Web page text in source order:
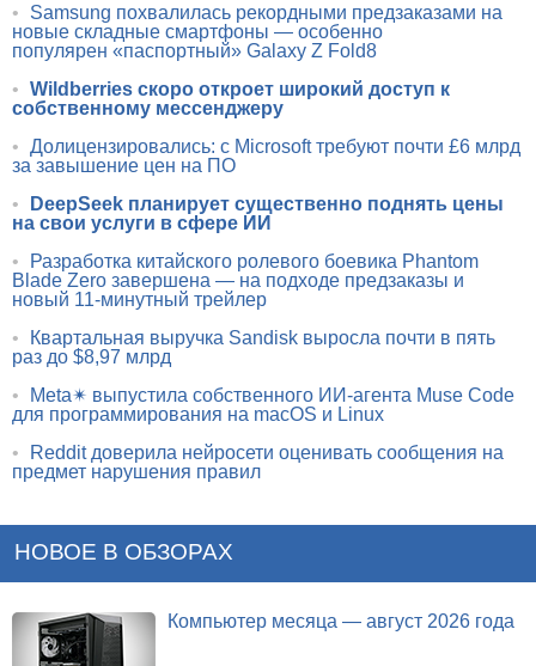
•
Samsung похвалилась рекордными предзаказами на
новые складные смартфоны — особенно
популярен «паспортный» Galaxy Z Fold8
• Wildberries скоро откроет широкий доступ к
собственному мессенджеру
• Долицензировались: с Microsoft требуют почти £6 млрд
за завышение цен на ПО
•
DeepSeek планирует существенно поднять цены
на свои услуги в сфере ИИ
•
Разработка китайского ролевого боевика Phantom
Blade Zero завершена — на подходе предзаказы и
новый 11-минутный трейлер
•
Квартальная выручка Sandisk выросла почти в пять
раз до $8,97 млрд
•
Meta✴ выпустила собственного ИИ-агента Muse Code
для программирования на macOS и Linux
•
Reddit доверила нейросети оценивать сообщения на
предмет нарушения правил
НОВОЕ В ОБЗОРАХ
Компьютер месяца — август 2026 года